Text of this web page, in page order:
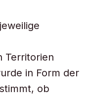
Territorien
in Form der
ob